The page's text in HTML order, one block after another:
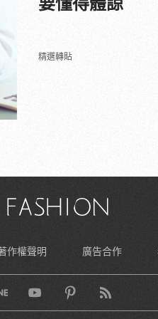
精選轉貼
作權聲明 廣告合作